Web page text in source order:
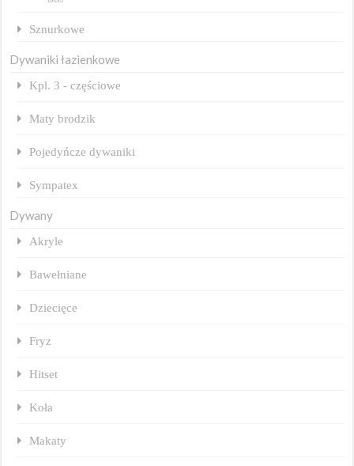
Sznurkowe
Dywaniki łazienkowe
Kpl. 3 - częściowe
Maty brodzik
Pojedyńcze dywaniki
Sympatex
Dywany
Akryle
Bawełniane
Dziecięce
Fryz
Hitset
Koła
Makaty